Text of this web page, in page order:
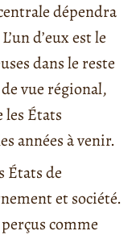
dépendra
d’eux est le
dans le reste
vue régional,
les États
années à venir.
États de
et société.
comme